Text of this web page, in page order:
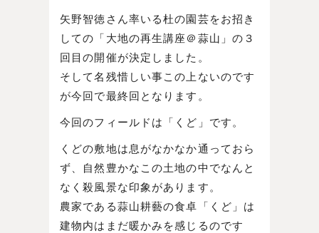
矢野智徳さん率いる杜の園芸をお招き
しての「大地の再生講座＠蒜山」の３
回目の開催が決定しました。
そして名残惜しい事この上ないのです
が今回で最終回となります。
今回のフィールドは「くど」です。
くどの敷地は息がなかなか通っておら
ず、自然豊かなこの土地の中でなんと
なく殺風景な印象があります。
農家である蒜山耕藝の食卓「くど」は
建物内はまだ暖かみを感じるのです